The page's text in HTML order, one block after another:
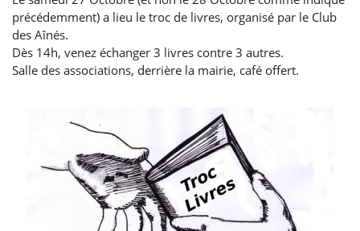
précédemment) a lieu le troc de livres, organisé par le Club
des Aînés.
Dès 14h, venez échanger 3 livres contre 3 autres.
Salle des associations, derrière la mairie, café offert.